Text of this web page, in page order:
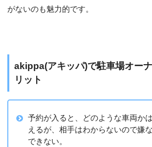
がないのも魅力的です。
akippa(アキッパ)で駐車場オー
リット
予約が入ると、どのような車両か
えるが、相手はわからないので嫌
できない。